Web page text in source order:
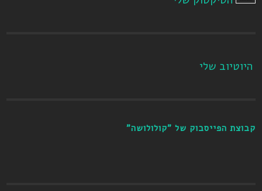
היוטיוב שלי
קבוצת הפייסבוק של "קולולושה"